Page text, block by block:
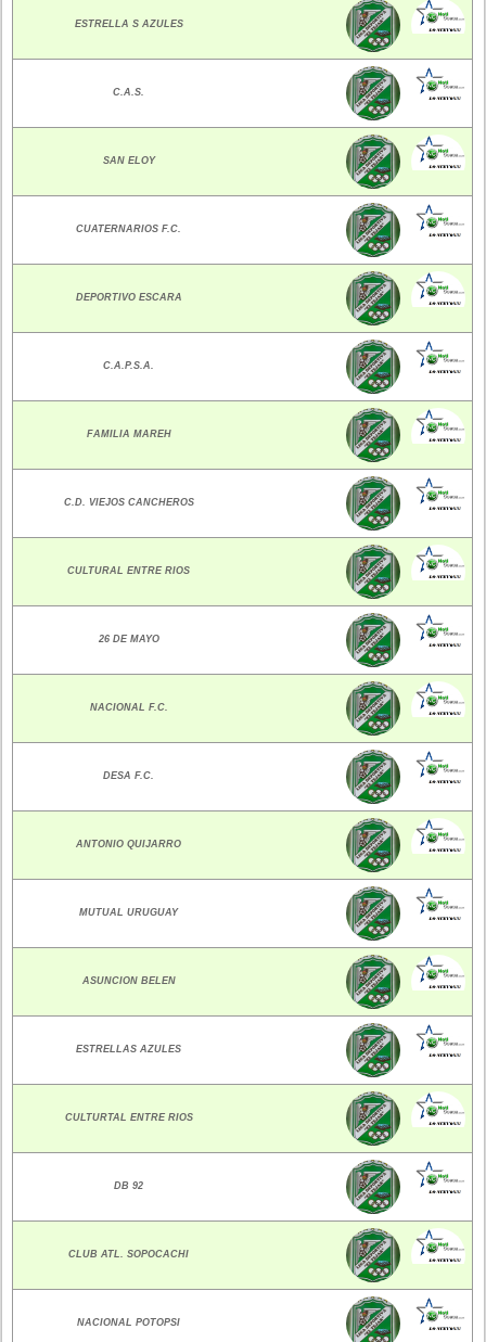
ESTRELLA S AZULES
C.A.S.
SAN ELOY
CUATERNARIOS F.C.
DEPORTIVO ESCARA
C.A.P.S.A.
FAMILIA MAREH
C.D. VIEJOS CANCHEROS
CULTURAL ENTRE RIOS
26 DE MAYO
NACIONAL F.C.
DESA F.C.
ANTONIO QUIJARRO
MUTUAL URUGUAY
ASUNCION BELEN
ESTRELLAS AZULES
CULTURTAL ENTRE RIOS
DB 92
CLUB ATL. SOPOCACHI
NACIONAL POTOPSI